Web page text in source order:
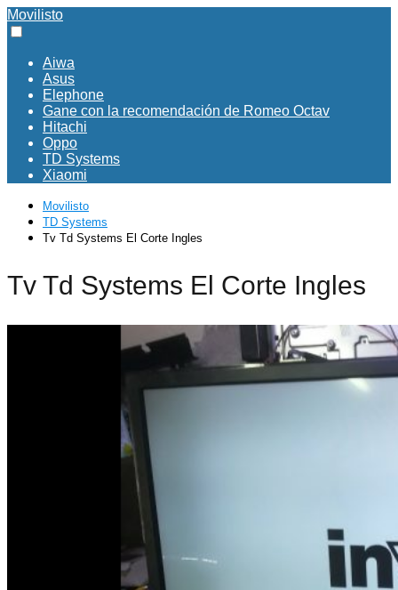
Movilisto
Aiwa
Asus
Elephone
Gane con la recomendación de Romeo Octav
Hitachi
Oppo
TD Systems
Xiaomi
Movilisto
TD Systems
Tv Td Systems El Corte Ingles
Tv Td Systems El Corte Ingles